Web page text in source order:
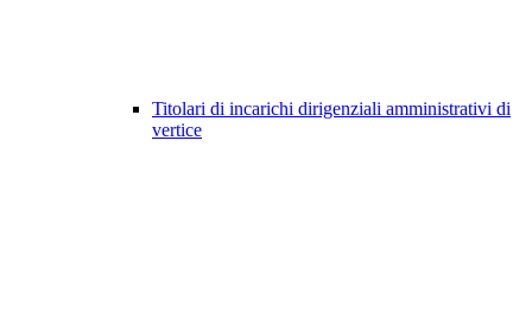
Titolari di incarichi dirigenziali amministrativi di
vertice